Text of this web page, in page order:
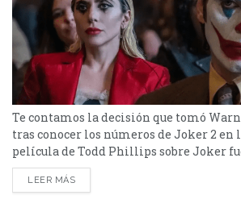
Te contamos la decisión que tomó
tras conocer los números de Joker 2 en
película de Todd Phillips sobre Joker
la expectativa por la segunda entrega
à Deux o Joker 2 fue estrenada
LEER MÁS